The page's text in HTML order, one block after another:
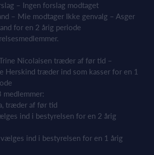
– Ingen forslag modtaget
– Mie modtager Ikke genvalg – Asger
for en 2 årig periode
Nicolaisen træder af før tid –
Herskind træder ind som kasser for en 1
medlemmer:
træder af før tid
ind i bestyrelsen for en 2 årig
ind i bestyrelsen for en 1 årig